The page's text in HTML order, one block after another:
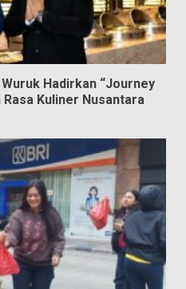
Hadirkan “Journey
Kuliner Nusantara